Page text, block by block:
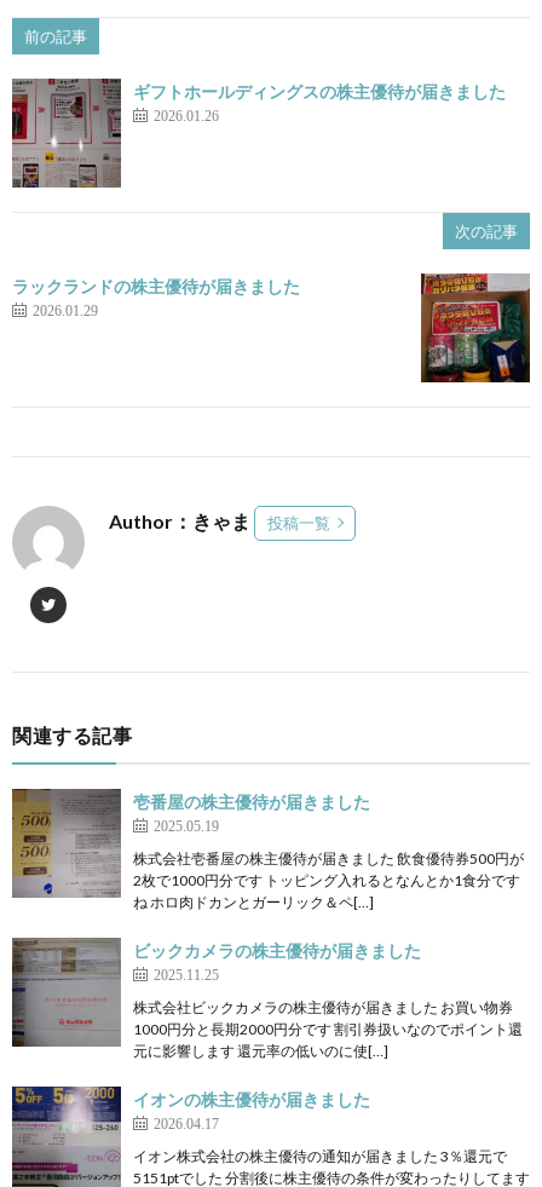
前の記事
ギフトホールディングスの株主優待が届きました
2026.01.26
次の記事
ラックランドの株主優待が届きました
2026.01.29
Author：きゃま 投稿一覧
関連する記事
壱番屋の株主優待が届きました
2025.05.19
株式会社壱番屋の株主優待が届きました 飲食優待券500円が
2枚で1000円分です トッピング入れるとなんとか1食分です
ね ホロ肉ドカンとガーリック＆ペ[…]
ビックカメラの株主優待が届きました
2025.11.25
株式会社ビックカメラの株主優待が届きました お買い物券
1000円分と長期2000円分です 割引券扱いなのでポイント還
元に影響します 還元率の低いのに使[…]
イオンの株主優待が届きました
2026.04.17
イオン株式会社の株主優待の通知が届きました 3％還元で
5151ptでした 分割後に株主優待の条件が変わったりしてます